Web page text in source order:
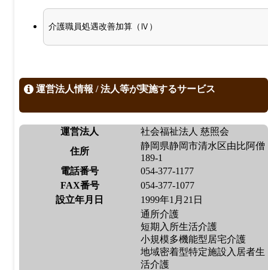
介護職員処遇改善加算（Ⅳ）
運営法人情報 / 法人等が実施するサービス
運営法人
社会福祉法人 慈照会
住所
静岡県静岡市清水区由比阿僧
189-1
電話番号
054-377-1177
FAX番号
054-377-1077
設立年月日
1999年1月21日
通所介護
短期入所生活介護
小規模多機能型居宅介護
地域密着型特定施設入居者生
活介護